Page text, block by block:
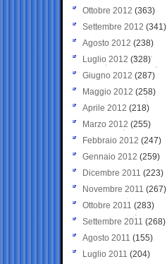
Ottobre 2012 (363)
Settembre 2012 (341)
Agosto 2012 (238)
Luglio 2012 (328)
Giugno 2012 (287)
Maggio 2012 (258)
Aprile 2012 (218)
Marzo 2012 (255)
Febbraio 2012 (247)
Gennaio 2012 (259)
Dicembre 2011 (223)
Novembre 2011 (267)
Ottobre 2011 (283)
Settembre 2011 (268)
Agosto 2011 (155)
Luglio 2011 (204)